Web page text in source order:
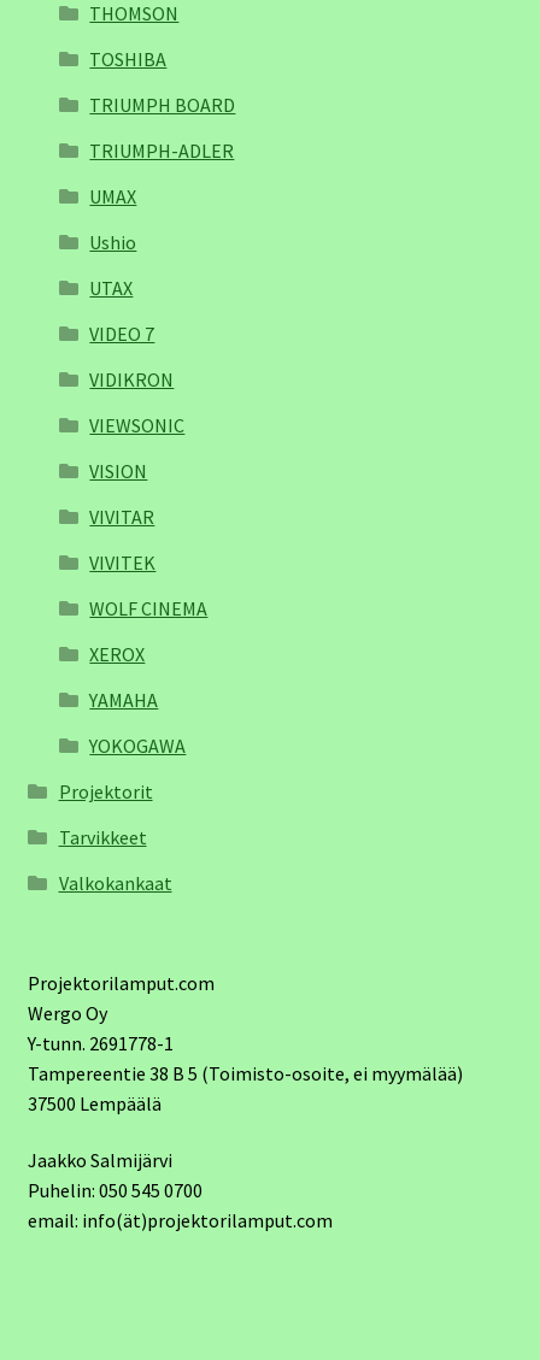
THOMSON
TOSHIBA
TRIUMPH BOARD
TRIUMPH-ADLER
UMAX
Ushio
UTAX
VIDEO 7
VIDIKRON
VIEWSONIC
VISION
VIVITAR
VIVITEK
WOLF CINEMA
XEROX
YAMAHA
YOKOGAWA
Projektorit
Tarvikkeet
Valkokankaat
Projektorilamput.com
Wergo Oy
Y-tunn. 2691778-1
Tampereentie 38 B 5 (Toimisto-osoite, ei myymälää)
37500 Lempäälä
Jaakko Salmijärvi
Puhelin: 050 545 0700
email: info(ät)projektorilamput.com